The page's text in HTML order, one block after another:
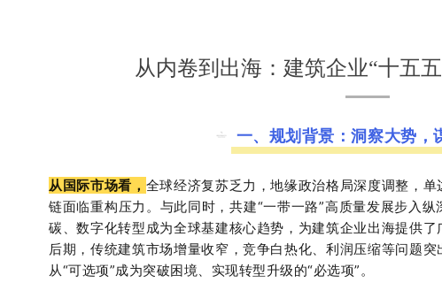
从内卷到出海：建筑企业“十五
一、规划背景：洞察大势，
从国际市场看， 全球经济复苏乏力，地缘政治格局深度调整，
链面临重构压力。与此同时，共建“一带一路”高质量发展步入
碳、数字化转型成为全球基建核心趋势，为建筑企业出海提供了
后期，传统建筑市场增量收窄，竞争白热化、利润压缩等问题
从“可选项”成为突破困境、实现转型升级的“必选项”。